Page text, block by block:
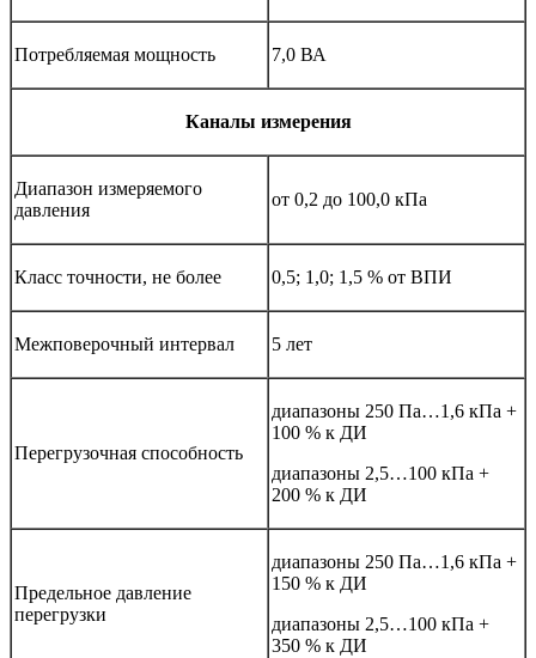
Потребляемая мощность 7,0 ВА
Каналы измерения
Диапазон измеряемого
давления
от 0,2 до 100,0 кПа
Класс точности, не более 0,5; 1,0; 1,5 % от ВПИ
Межповерочный интервал 5 лет
Перегрузочная способность
диапазоны 250 Па…1,6 кПа +
100 % к ДИ
диапазоны 2,5…100 кПа +
200 % к ДИ
Предельное давление
перегрузки
диапазоны 250 Па…1,6 кПа +
150 % к ДИ
диапазоны 2,5…100 кПа +
350 % к ДИ